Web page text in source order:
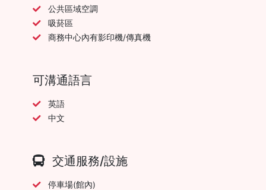
公共區域空調
吸菸區
商務中心內有影印機/傳真機
可溝通語言
英語
中文
交通服務/設施
停車場(館內)